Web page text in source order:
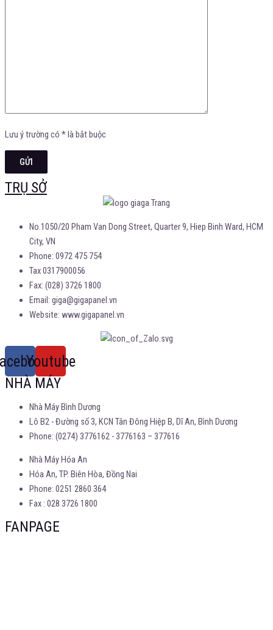
Lưu ý trường có * là bắt buộc
TRỤ SỞ
No.1050/20 Pham Van Dong Street, Quarter 9, Hiep Binh Ward, HCM
City, VN
Phone: 0972 475 754
Tax 0317900056
Fax: (028) 3726 1800
Email: giga@gigapanel.vn
Website: www.gigapanel.vn
Youtube
NHÀ MÁY
Nhà Máy Bình Dương
Lô B2 - Đường số 3, KCN Tân Đông Hiệp B, Dĩ An, Bình Dương
Phone: (0274) 3776162 - 3776163 – 377616
Nhà Máy Hóa An
Hóa An, TP. Biên Hòa, Đồng Nai
Phone: 0251 2860 364
Fax : 028 3726 1800
FANPAGE